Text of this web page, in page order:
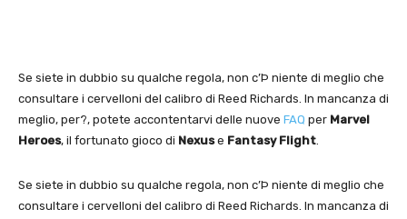
Se siete in dubbio su qualche regola, non c’Þ niente di meglio che
consultare i cervelloni del calibro di Reed Richards. In mancanza di
meglio, per?, potete accontentarvi delle nuove FAQ per Marvel
Heroes, il fortunato gioco di Nexuse Fantasy Flight.
Se siete in dubbio su qualche regola, non c’Þ niente di meglio che
consultare i cervelloni del calibro di Reed Richards. In mancanza di